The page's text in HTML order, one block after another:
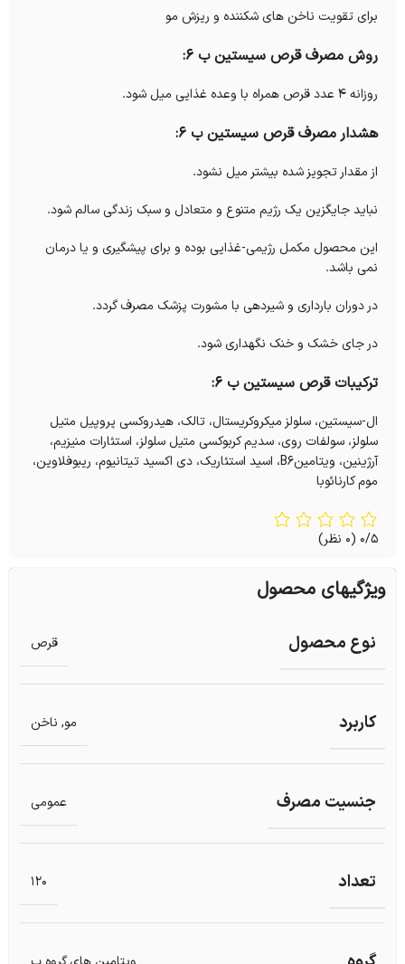
برای تقویت ناخن های شکننده و ریزش مو
روش مصرف قرص سیستین ب ۶:
روزانه 4 عدد قرص همراه با وعده غذایی میل شود.
هشدار مصرف قرص سیستین ب ۶:
از مقدار تجویز شده بیشتر میل نشود.
نباید جایگزین یک رژیم متنوع و متعادل و سبک زندگی سالم شود.
این محصول مکمل رژیمی-غذایی بوده و برای پیشگیری و یا درمان
نمی باشد.
در دوران بارداری و شیردهی با مشورت پزشک مصرف گردد.
در جای خشک و خنک نگهداری شود.
ترکیبات قرص سیستین ب ۶:
ال-سیستین، سلولز میکروکریستال، تالک، هیدروکسی پروپیل متیل
سلولز، سولفات روی، سدیم کربوکسی متیل سلولز، استئارات منیزیم،
آرژینین، ویتامینB6، اسید استئاریک، دی اکسید تیتانیوم، ریبوفلاوین،
موم کارنائوبا
0/5 (0 نظر)
ویژگیهای محصول
نوع محصول قرص
کاربرد مو, ناخن
جنسیت مصرف عمومی
تعداد 120